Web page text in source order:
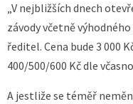
„V nejbližších dnech
závody včetně
ředitel. Cena bude 3 000
400/500/600 Kč dle
A jestliže se téměř